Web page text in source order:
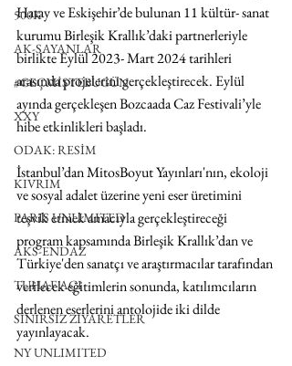
500K
AK-SAYANLAR
#GEÇMİŞTEBUGÜN
XXY
ODAK: RESİM
KIVRIM
PARIS UNLIMITED
AKS-ENDAZ
TUHAF AÇI
SINIRSIZ ZİYARETLER
NY UNLIMITED
Hatay ve Eskişehir’de bulunan 11 kültür- sanat
kurumu Birleşik Krallık’daki partnerleriyle
birlikte Eylül 2023- Mart 2024 tarihleri
arasında projelerini gerçekleştirecek. Eylül
ayında gerçekleşen Bozcaada Caz Festivali’yle
hibe etkinlikleri başladı.
İstanbul’dan MitosBoyut Yayınları'nın, ekoloji
ve sosyal adalet üzerine yeni eser üretimini
teşvik etmek amacıyla gerçekleştireceği
program kapsamında Birleşik Krallık’dan ve
Türkiye'den sanatçı ve araştırmacılar tarafından
verilecek eğitimlerin sonunda, katılımcıların
derlenen eserlerini antolojide iki dilde
yayınlayacak.